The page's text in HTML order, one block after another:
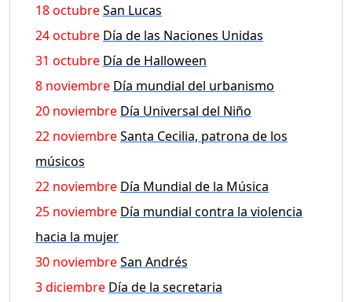
18 octubreSan Lucas
24 octubre Día de las Naciones Unidas
31 octubre Día de Halloween
8 noviembre Día mundial del urbanismo
20 noviembre Día Universal del Niño
22 noviembreSanta Cecilia, patrona de los
músicos
22 noviembre Día Mundial de la Música
25 noviembre Día mundial contra la violencia
hacia la mujer
30 noviembreSan Andrés
3 diciembre Día de la secretaria